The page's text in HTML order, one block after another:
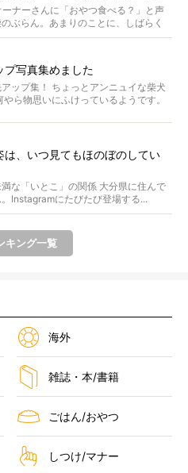
ナーさんに「おやつ食べる？」と声
ぶらん。あまりのことに、しばらく
プ写真集めました
ップ集！ ちょっとアンニュイな柴犬
ら物思いにふけっているようです。
は、いつ見てもほのぼのしてい
な「いとこ」の関係 大分県に住んで
Instagramにたびたび登場する...
キング一覧
海外
雑誌・本/書籍
ごはん/おやつ
しつけ/マナー